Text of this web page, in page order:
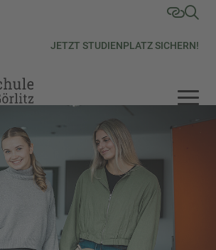
JETZT STUDIENPLATZ SICHERN!